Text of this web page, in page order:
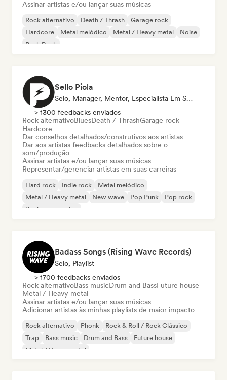
Assinar artistas e/ou lançar suas músicas
Rock alternativo Death / Thrash
Garage rock
Hardcore
Metal melódico Metal / Heavy metal
Noise
Punk Rock
Sello Piola
Selo, Manager, Mentor, Especialista Em Som
> 1300 feedbacks enviados
Rock alternativoBluesDeath / ThrashGarage rock
Hardcore
Dar conselhos detalhados/construtivos aos artistas
Dar aos artistas feedbacks detalhados sobre o
som/produção
Assinar artistas e/ou lançar suas músicas
Representar/gerenciar artistas em suas carreiras
Hard rock Indie rock
Metal melódico
Metal / Heavy metal
New wave Pop Punk
Pop rock
Rock progressivo
Badass Songs (Rising Wave Records)
Selo, Playlist
> 1700 feedbacks enviados
Rock alternativoBass musicDrum and BassFuture house
Metal / Heavy metal
Assinar artistas e/ou lançar suas músicas
Adicionar artistas às minhas playlists de maior impacto
Rock alternativo Phonk
Rock & Roll / Rock Clássico
Trap
Bass music Drum and Bass
Future house
Metal / Heavy metal